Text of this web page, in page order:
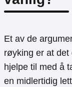
Et av de
røyking er at
hjelpe til med å
en midlertidig